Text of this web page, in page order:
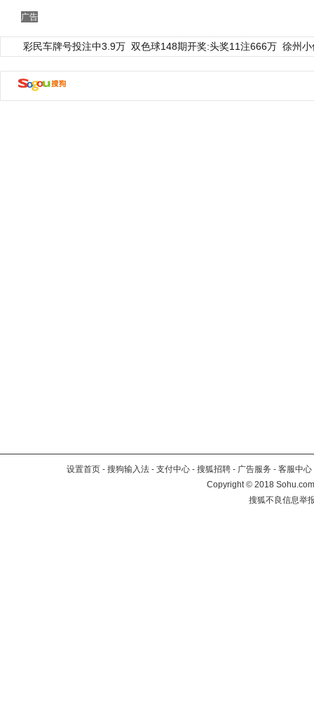
广告
彩民车牌号投注中3.9万 双色球148期开奖:头奖11注666万 徐州
设置首页 - 搜狗输入法 - 支付中心 - 搜狐招聘 - 广告服务 - 客服中心
Copyright©2018
搜狐不良信息举